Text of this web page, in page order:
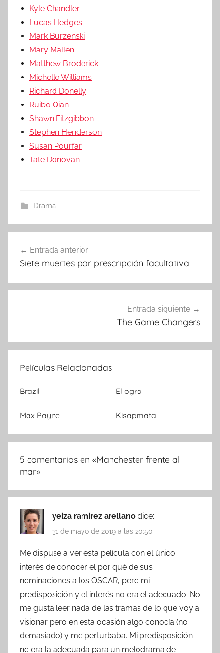
Kyle Chandler
Lucas Hedges
Mark Burzenski
Mary Mallen
Matthew Broderick
Michelle Williams
Richard Donelly
Ruibo Qian
Shawn Fitzgibbon
Stephen Henderson
Susan Pourfar
Tate Donovan
Drama
Navegación
de
entradas
Entrada anterior
Siete muertes por prescripción facultativa
Entrada siguiente
The Game Changers
Películas Relacionadas
Brazil El ogro
Max Payne Kisapmata
5 comentarios en «Manchester frente al
mar»
yeiza ramirez arellano dice:
31 de mayo de 2019 a las 20:50
Me dispuse a ver esta película con el único
interés de conocer el por qué de sus
nominaciones a los OSCAR, pero mi
predisposición y el interés no era el adecuado. No
me gusta leer nada de las tramas de lo que voy a
visionar pero en esta ocasión algo conocía (no
demasiado) y me perturbaba. Mi predisposición
no era la adecuada para un melodrama de